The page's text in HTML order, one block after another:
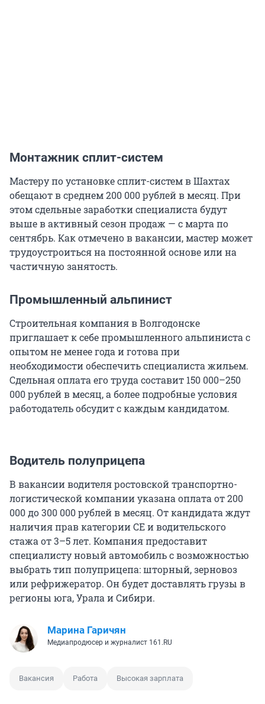
Монтажник сплит-систем
Мастеру по установке сплит-систем в Шахтах
обещают в среднем 200 000 рублей в месяц. При
этом сдельные заработки специалиста будут
выше в активный сезон продаж — с марта по
сентябрь. Как отмечено в вакансии, мастер может
трудоустроиться на постоянной основе или на
частичную занятость.
Промышленный альпинист
Строительная компания в Волгодонске
приглашает к себе промышленного альпиниста с
опытом не менее года и готова при
необходимости обеспечить специалиста жильем.
Сдельная оплата его труда составит 150 000–250
000 рублей в месяц, а более подробные условия
работодатель обсудит с каждым кандидатом.
Водитель полуприцепа
В вакансии водителя ростовской транспортно-
логистической компании указана оплата от 200
000 до 300 000 рублей в месяц. От кандидата ждут
наличия прав категории СЕ и водительского
стажа от 3–5 лет. Компания предоставит
специалисту новый автомобиль с возможностью
выбрать тип полуприцепа: шторный, зерновоз
или рефрижератор. Он будет доставлять грузы в
регионы юга, Урала и Сибири.
Марина Гаричян
Медиапродюсер и журналист 161.RU
Вакансия Работа Высокая зарплата